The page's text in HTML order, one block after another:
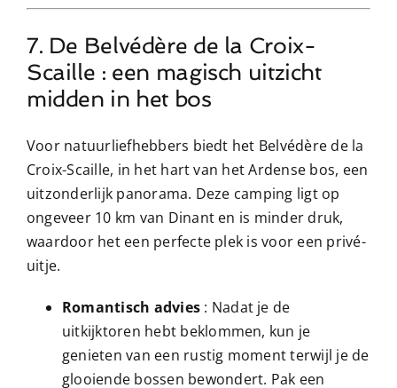
7. De Belvédère de la Croix-
Scaille : een magisch uitzicht
midden in het bos
Voor natuurliefhebbers biedt het Belvédère de la
Croix-Scaille, in het hart van het Ardense bos, een
uitzonderlijk panorama. Deze camping ligt op
ongeveer 10 km van Dinant en is minder druk,
waardoor het een perfecte plek is voor een privé-
uitje.
Romantisch advies : Nadat je de
uitkijktoren hebt beklommen, kun je
genieten van een rustig moment terwijl je de
glooiende bossen bewondert. Pak een